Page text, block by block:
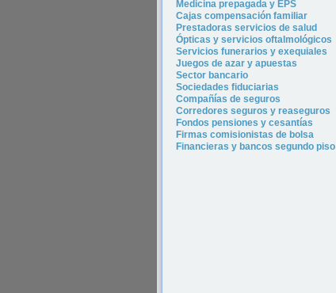
Medicina prepagada y EPS
Cajas compensación familiar
Prestadoras servicios de salud
Ópticas y servicios oftalmológicos
Servicios funerarios y exequiales
Juegos de azar y apuestas
Sector bancario
Sociedades fiduciarias
Compañías de seguros
Corredores seguros y reaseguros
Fondos pensiones y cesantías
Firmas comisionistas de bolsa
Financieras y bancos segundo piso